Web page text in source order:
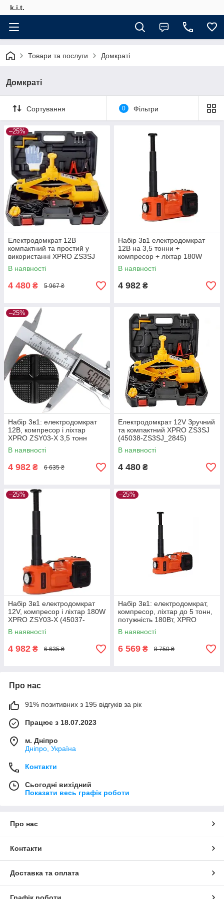
k.i.t.
Товари та послуги Домкраті
Домкраті
Сортування 0 Фільтри
–25%
Електродомкрат 12В
компактний та простий у
використанні XPRO ZS3SJ
(45038-ZS3SJ_2871)
В наявності
4 480 ₴ 5 967 ₴
Набір 3в1 електродомкрат
12В на 3,5 тонни +
компресор + ліхтар 180W
XPRO (45037-XPRO03-
X_3405)
В наявності
4 982 ₴
–25%
Набір 3в1: електродомкрат
12В, компресор і ліхтар
XPRO ZSY03-X 3,5 тонн
(45037-ZSY03-X_3437)
В наявності
4 982 ₴ 6 635 ₴
Електродомкрат 12V Зручний
та компактний XPRO ZS3SJ
(45038-ZS3SJ_2845)
В наявності
4 480 ₴
–25%
Набір 3в1 електродомкрат
12V, компресор і ліхтар 180W
XPRO ZSY03-X (45037-
ZSY03-X_3385)
В наявності
4 982 ₴ 6 635 ₴
–25%
Набір 3в1: електродомкрат,
компресор, ліхтар до 5 тонн,
потужність 180Вт, XPRO
ZSY03-X 12В (43479- ZSY03-
X_4116)
В наявності
6 569 ₴ 8 750 ₴
Про нас
91% позитивних з 195 відгуків за рік
Працює з 18.07.2023
м. Дніпро
Дніпро, Україна
Контакти
Сьогодні вихідний
Показати весь графік роботи
Про нас
Контакти
Доставка та оплата